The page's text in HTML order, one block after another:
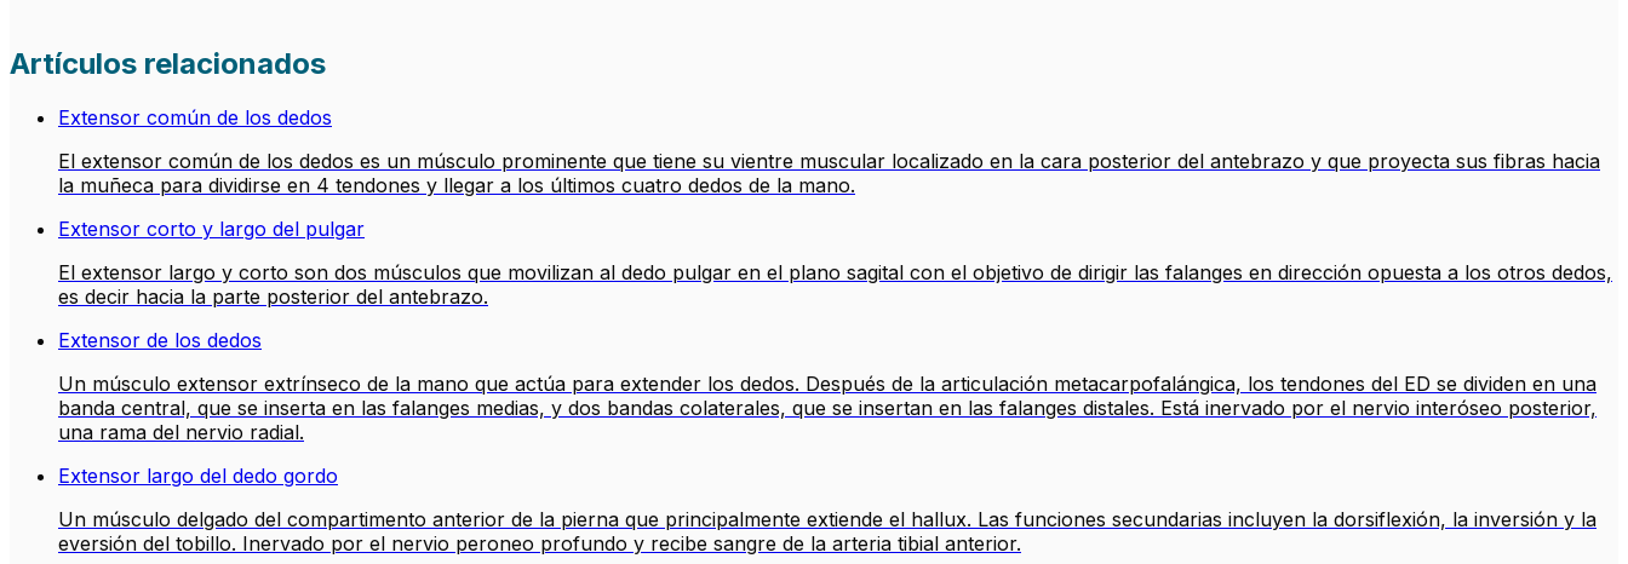
Artículos relacionados
Extensor común de los dedos
El extensor común de los dedos es un músculo prominente que tiene su vientre muscular localizado en la cara posterior del antebrazo y que proyecta sus fibras hacia
la muñeca para dividirse en 4 tendones y llegar a los últimos cuatro dedos de la mano.
Extensor corto y largo del pulgar
El extensor largo y corto son dos músculos que movilizan al dedo pulgar en el plano sagital con el objetivo de dirigir las falanges en dirección opuesta a los otros dedos,
es decir hacia la parte posterior del antebrazo.
Extensor de los dedos
Un músculo extensor extrínseco de la mano que actúa para extender los dedos. Después de la articulación metacarpofalángica, los tendones del ED se dividen en una
banda central, que se inserta en las falanges medias, y dos bandas colaterales, que se insertan en las falanges distales. Está inervado por el nervio interóseo posterior,
una rama del nervio radial.
Extensor largo del dedo gordo
Un músculo delgado del compartimento anterior de la pierna que principalmente extiende el hallux. Las funciones secundarias incluyen la dorsiflexión, la inversión y la
eversión del tobillo. Inervado por el nervio peroneo profundo y recibe sangre de la arteria tibial anterior.